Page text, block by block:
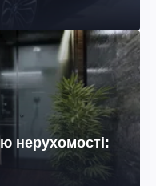
нерухомості: